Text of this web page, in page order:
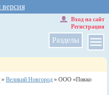
Разделы
Вход на сайт
Регистрация
»Великий Новгород »ООО «Пикко